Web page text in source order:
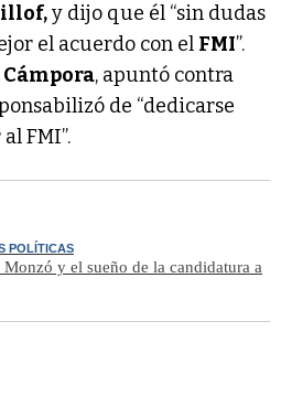
y dijo que él “sin dudas
el acuerdo con el FMI”.
Cámpora, apuntó contra
de “dedicarse
FMI”.
POLÍTICAS
y el sueño de la candidatura a